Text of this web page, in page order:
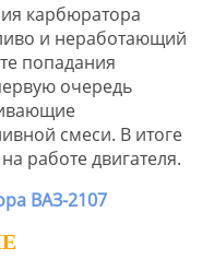
карбюратора
и неработающий
попадания
очередь
смеси. В итоге
работе двигателя.